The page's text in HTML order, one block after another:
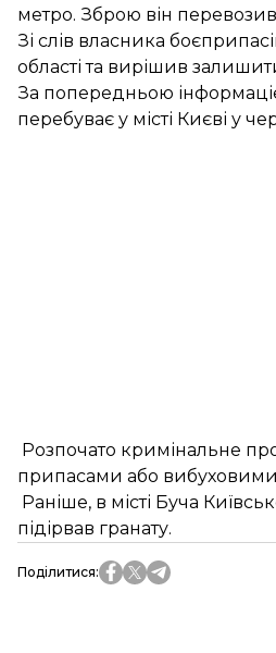
метро. Зброю він перевозив
Зі слів власника
області та вирішив
За попередньою
перебуває у місті Києві у
Розпочато кримінальне
припасами або вибуховими
Раніше, в місті Буча
підірвав гранату.
Поділитися: